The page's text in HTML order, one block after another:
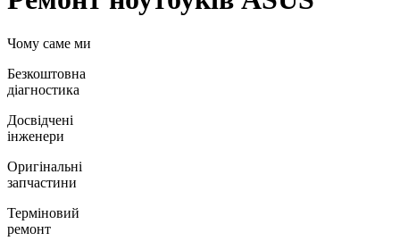
Чому саме ми
Безкоштовна
діагностика
Досвідчені
інженери
Оригінальні
запчастини
Терміновий
ремонт